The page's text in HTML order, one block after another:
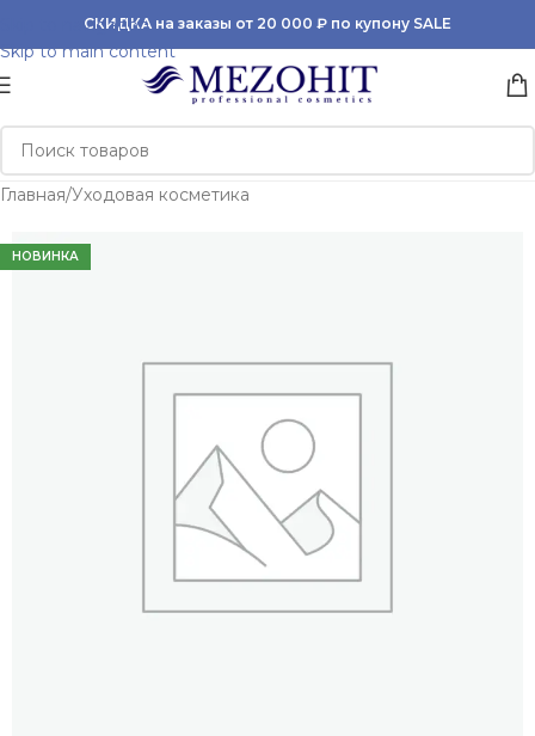
Skip to navigation
Skip to main content
СКИДКА на заказы от 20 000 ₽ по купону SALE
Главная/Уходовая косметика
НОВИНКА